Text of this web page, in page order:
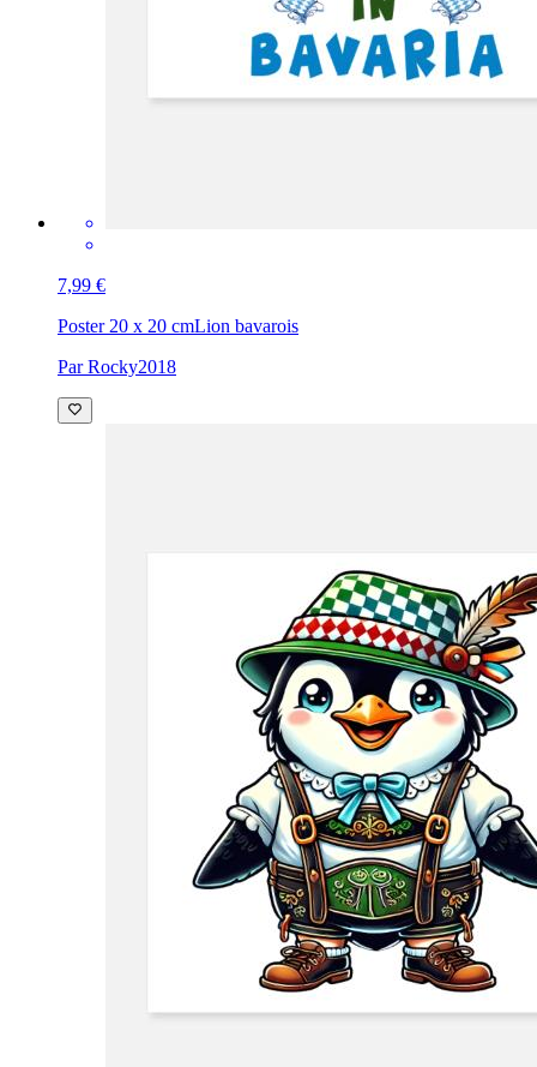
7,99 €
Poster 20 x 20 cmLion bavarois
Par Rocky2018